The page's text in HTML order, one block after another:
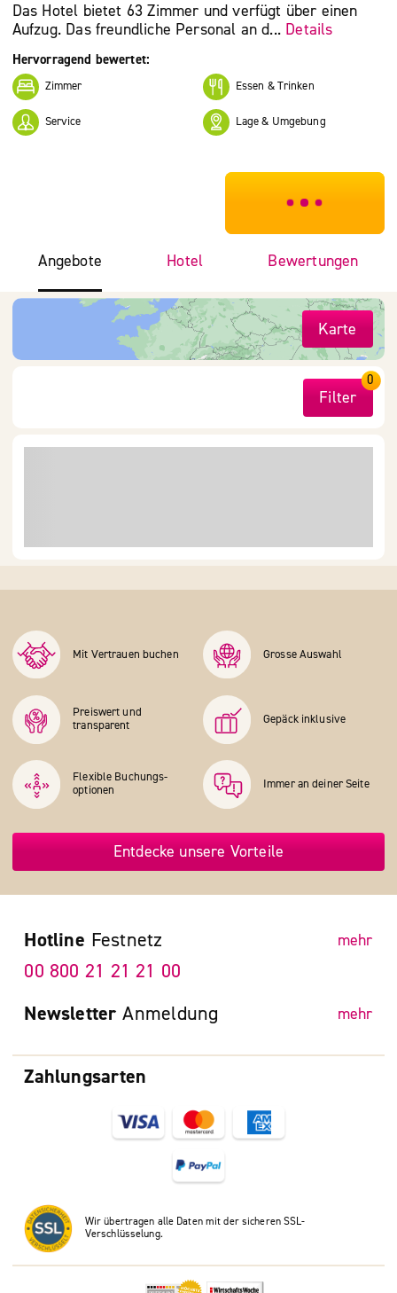
Das Hotel bietet 63 Zimmer und verfügt über einen
Aufzug. Das freundliche Personal an d... Details
Hervorragend bewertet:
Zimmer Essen & Trinken
Service Lage & Umgebung
***************
Angebote Hotel Bewertungen
Karte
Filter
0
Mit Vertrauen buchen Grosse Auswahl
Preiswert und
transparent
Gepäck inklusive
Flexible Buchungs­
optionen
Immer an deiner Seite
Entdecke unsere Vorteile
Zahlungsarten
Wir übertragen alle Daten mit der sicheren SSL-
Verschlüsselung.
Hotline Festnetz mehr
00 800 21 21 21 00
Newsletter Anmeldung mehr